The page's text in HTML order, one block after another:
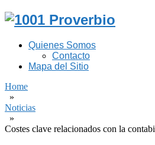
Quienes Somos
Contacto
Mapa del Sitio
Home
»
Noticias
»
Costes clave relacionados con la